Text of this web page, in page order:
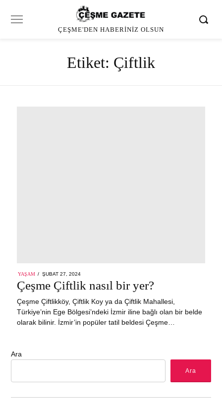
ÇEŞME'DEN HABERINIZ OLSUN
Etiket: Çiftlik
YAŞAM
POSTED
ŞUBAT 27, 2024
27,
2024
Çeşme Çiftlik nasıl bir yer?
Çeşme Çiftlikköy, Çiftlik Koy ya da Çiftlik Mahallesi,
Türkiye’nin Ege Bölgesi’ndeki İzmir iline bağlı olan bir belde
olarak bilinir. İzmir’in popüler tatil beldesi Çeşme…
Ara
Ara